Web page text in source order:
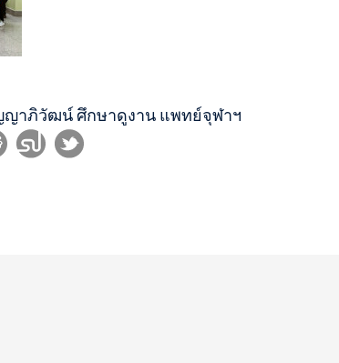
าภิวัฒน์ ศึกษาดูงาน แพทย์จุฬาฯ